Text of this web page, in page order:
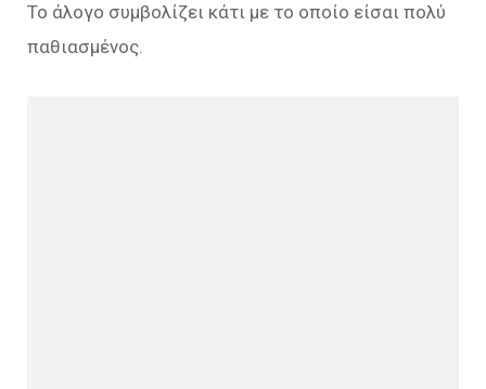
Το άλογο συμβολίζει κάτι με το οποίο είσαι πολύ
παθιασμένος.